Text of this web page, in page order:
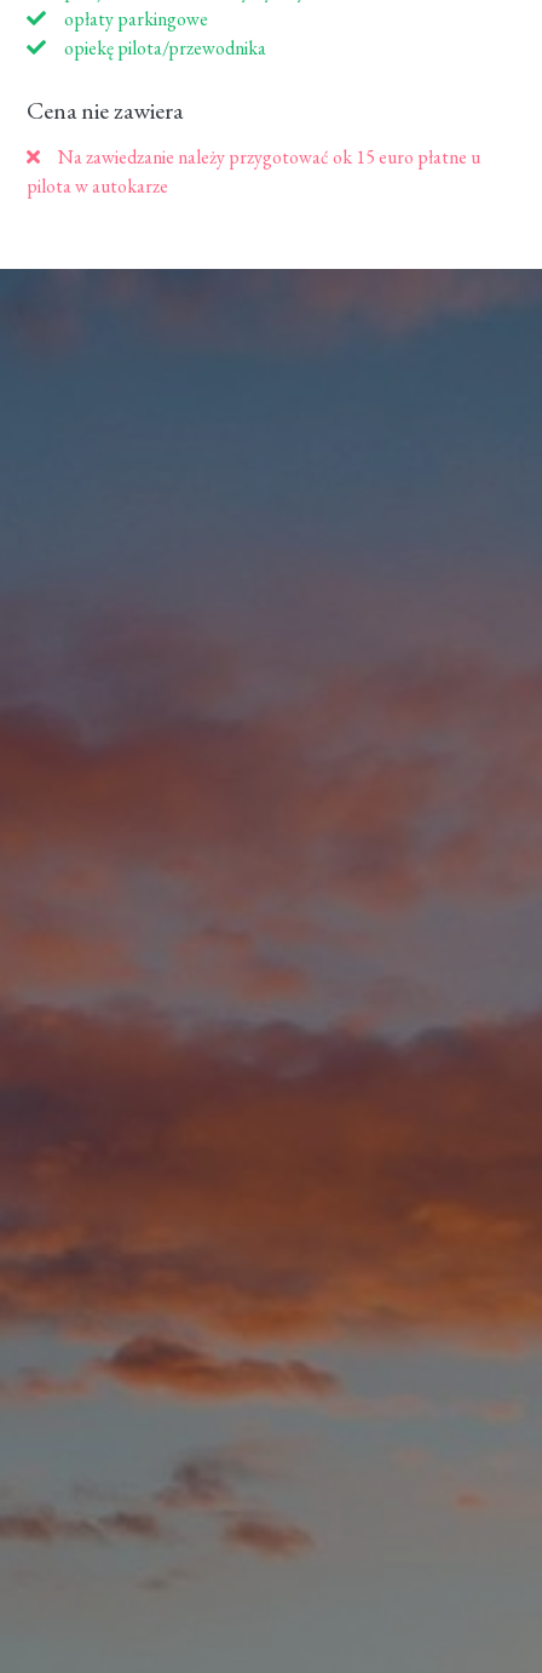
opłaty parkingowe
opiekę pilota/przewodnika
Cena nie zawiera
Na zawiedzanie należy przygotować ok 15 euro płatne u
pilota w autokarze